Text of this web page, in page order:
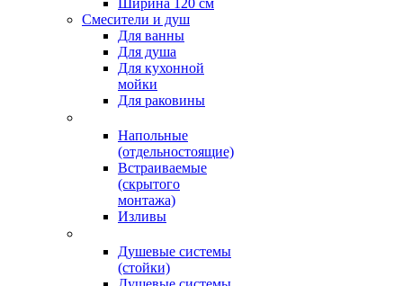
Ширина 120 см
Смесители и душ
Для ванны
Для душа
Для кухонной
мойки
Для раковины
Напольные
(отдельностоящие)
Встраиваемые
(скрытого
монтажа)
Изливы
Душевые системы
(стойки)